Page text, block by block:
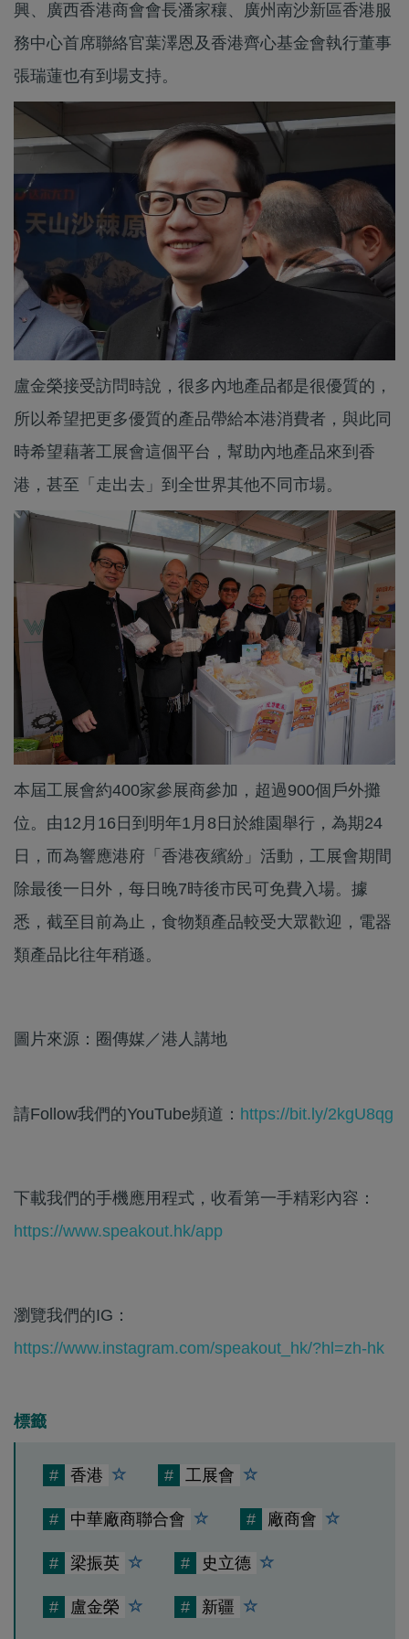
興、廣西香港商會會長潘家穰、廣州南沙新區香港服
務中心首席聯絡官葉澤恩及香港齊心基金會執行董事
張瑞蓮也有到場支持。
盧金榮接受訪問時說，很多內地產品都是很優質的，
所以希望把更多優質的產品帶給本港消費者，與此同
時希望藉著工展會這個平台，幫助內地產品來到香
港，甚至「走出去」到全世界其他不同市場。
本屆工展會約400家參展商參加，超過900個戶外攤
位。由12月16日到明年1月8日於維園舉行，為期24
日，而為響應港府「香港夜繽紛」活動，工展會期間
除最後一日外，每日晚7時後市民可免費入場。據
悉，截至目前為止，食物類產品較受大眾歡迎，電器
類產品比往年稍遜。
圖片來源：圈傳媒／港人講地
請Follow我們的YouTube頻道： https://bit.ly/2kgU8qg
下載我們的手機應用程式，收看第一手精彩內容：
https://www.speakout.hk/app
瀏覽我們的IG：
https://www.instagram.com/speakout_hk/?hl=zh-hk
標籤
# 香港 # 工展會
# 中華廠商聯合會 # 廠商會
# 梁振英 # 史立德
# 盧金榮 # 新疆